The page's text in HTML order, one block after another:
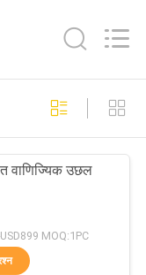
पार्क
64
वाणिज्यिक उछल
MOQ:1PC